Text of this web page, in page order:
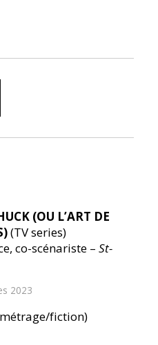
(OU L’ART DE
(TV series)
co-scénariste –St-
2023
fiction)